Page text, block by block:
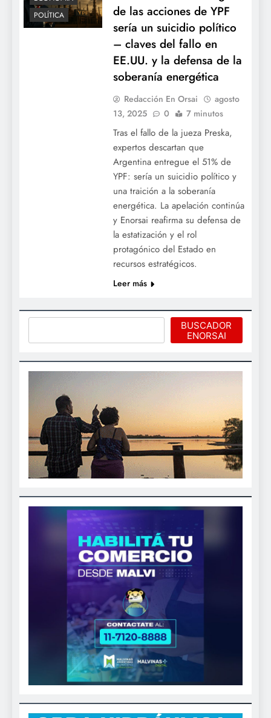
POLÍTICA
de las acciones de YPF
sería un suicidio político
– claves del fallo en
EE.UU. y la defensa de la
soberanía energética
Redacción En Orsai
agosto
13, 2025
0 7 minutos
Tras el fallo de la jueza Preska,
expertos descartan que
Argentina entregue el 51% de
YPF: sería un suicidio político y
una traición a la soberanía
energética. La apelación continúa
y Enorsai reafirma su defensa de
la estatización y el rol
protagónico del Estado en
recursos estratégicos.
Leer más
BUSCADOR
ENORSAI